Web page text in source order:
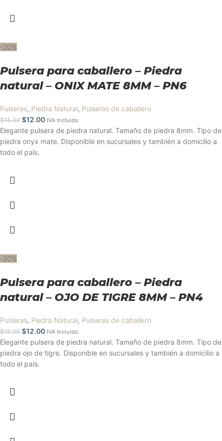
-20%
Pulsera para caballero – Piedra
natural – ONIX MATE 8MM – PN6
Pulseras, Piedra Natural, Pulseras de caballero
$15.00 $12.00 IVA Incluido
Elegante pulsera de piedra natural. Tamaño de piedra 8mm. Tipo de
piedra onyx mate. Disponible en sucursales y también a domicilio a
todo el país.
-20%
Pulsera para caballero – Piedra
natural – OJO DE TIGRE 8MM – PN4
Pulseras, Piedra Natural, Pulseras de caballero
$15.00 $12.00 IVA Incluido
Elegante pulsera de piedra natural. Tamaño de piedra 8mm. Tipo de
piedra ojo de tigre. Disponible en sucursales y también a domicilio a
todo el país.